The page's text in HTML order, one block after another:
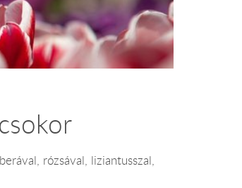
rózsával, liziantusszal,